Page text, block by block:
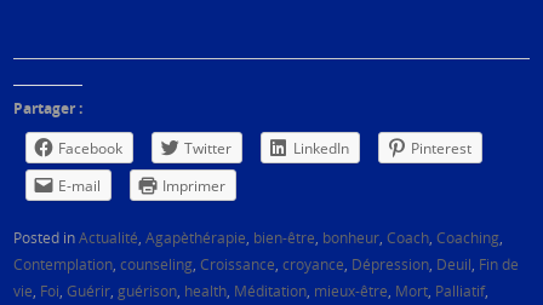
Partager :
Facebook
Twitter LinkedIn
Pinterest
E-mail
Imprimer
Posted inActualité ,Agapèthérapie bien-être bonheur ,Coach ,Coaching
Contemplation ,counseling ,Croissance ,croyance Dépression Deuil Fin de
vie Foi ,Guérir guérison health Méditation mieux-être Mort Palliatif,